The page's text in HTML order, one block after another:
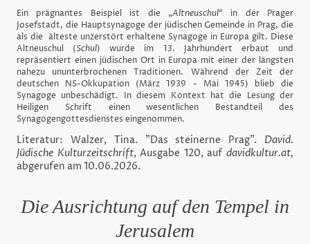
Ein prägnantes Beispiel ist die „Altneuschul“ in der Prager
Josefstadt, die Hauptsynagoge der jüdischen Gemeinde in Prag, die
als die älteste unzerstört erhaltene Synagoge in Europa gilt. Diese
Altneuschul (Schul) wurde im 13. Jahrhundert erbaut und
repräsentiert einen jüdischen Ort in Europa mit einer der längsten
nahezu ununterbrochenen Traditionen. Während der Zeit der
deutschen NS-Okkupation (März 1939 - Mai 1945) blieb die
Synagoge unbeschädigt. In diesem Kontext hat die Lesung der
Heiligen Schrift einen wesentlichen Bestandteil des
Synagogengottesdienstes eingenommen.
Literatur: Walzer, Tina. "Das steinerne Prag". David.
Jüdische Kulturzeitschrift, Ausgabe 120, aufdavidkultur.at,
abgerufen am 10.06.2026.
Die Ausrichtung auf den Tempel in
Jerusalem